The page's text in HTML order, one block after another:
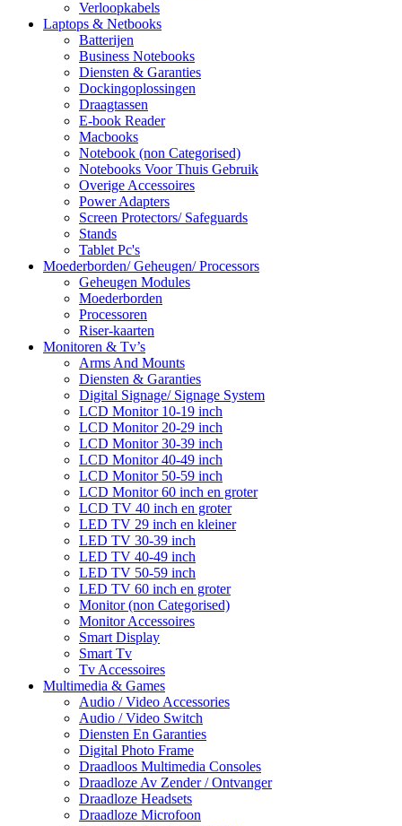
Verloopkabels
Laptops & Netbooks
Batterijen
Business Notebooks
Diensten & Garanties
Dockingoplossingen
Draagtassen
E-book Reader
Macbooks
Notebook (non Categorised)
Notebooks Voor Thuis Gebruik
Overige Accessoires
Power Adapters
Screen Protectors/ Safeguards
Stands
Tablet Pc's
Moederborden/ Geheugen/ Processors
Geheugen Modules
Moederborden
Processoren
Riser-kaarten
Monitoren & Tv’s
Arms And Mounts
Diensten & Garanties
Digital Signage/ Signage System
LCD Monitor 10-19 inch
LCD Monitor 20-29 inch
LCD Monitor 30-39 inch
LCD Monitor 40-49 inch
LCD Monitor 50-59 inch
LCD Monitor 60 inch en groter
LCD TV 40 inch en groter
LED TV 29 inch en kleiner
LED TV 30-39 inch
LED TV 40-49 inch
LED TV 50-59 inch
LED TV 60 inch en groter
Monitor (non Categorised)
Monitor Accessoires
Smart Display
Smart Tv
Tv Accessoires
Multimedia & Games
Audio / Video Accessories
Audio / Video Switch
Diensten En Garanties
Digital Photo Frame
Draadloos Multimedia Consoles
Draadloze Av Zender / Ontvanger
Draadloze Headsets
Draadloze Microfoon